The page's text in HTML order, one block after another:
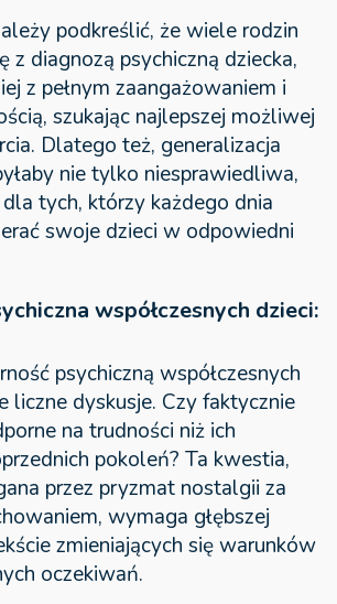
podkreślić, że wiele rodzin
z diagnozą psychiczną dziecka,
z pełnym zaangażowaniem i
szukając najlepszej możliwej
Dlatego też, generalizacja
nie tylko niesprawiedliwa,
tych, którzy każdego dnia
swoje dzieci w odpowiedni
współczesnych dzieci:
psychiczną współczesnych
liczne dyskusje. Czy faktycznie
na trudności niż ich
pokoleń? Ta kwestia,
przez pryzmat nostalgii za
wymaga głębszej
zmieniających się warunków
oczekiwań.